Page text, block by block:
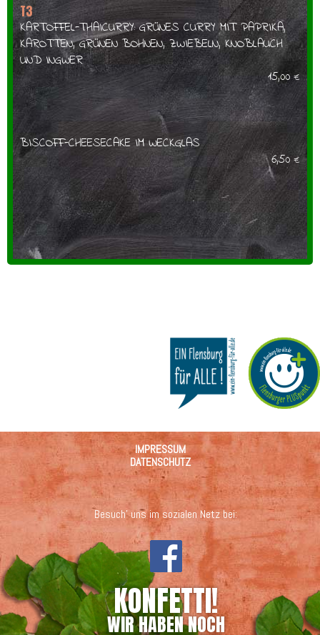
T3
KARTOFFEL-THAICURRY: GRÜNES CURRY MIT PAPRIKA,
KAROTTEN, GRÜNEN BOHNEN, ZWIEBELN, KNOBLAUCH
UND INGWER
15,00€
BISCOFF-CHEESECAKE IM WECKGLAS
6,50€
IMPRESSUM
DATENSCHUTZ
Besuch' uns im sozialen Netz bei:
KONFETTI!
WIR HABEN NOCH